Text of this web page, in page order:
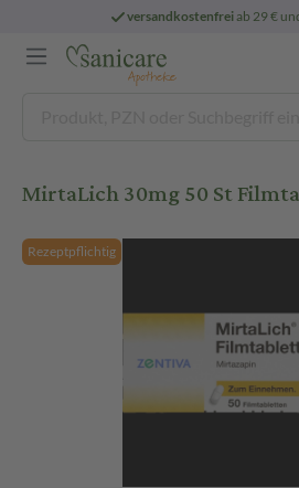
versandkostenfreiab 29 €
MirtaLich 30mg 50 St
Rezeptpflichtig